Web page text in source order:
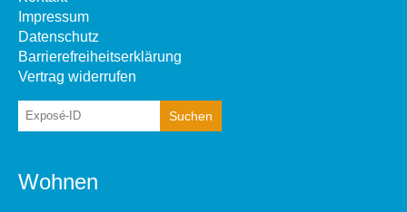
Impressum
Datenschutz
Barrierefreiheitserklärung
Vertrag widerrufen
Wohnen